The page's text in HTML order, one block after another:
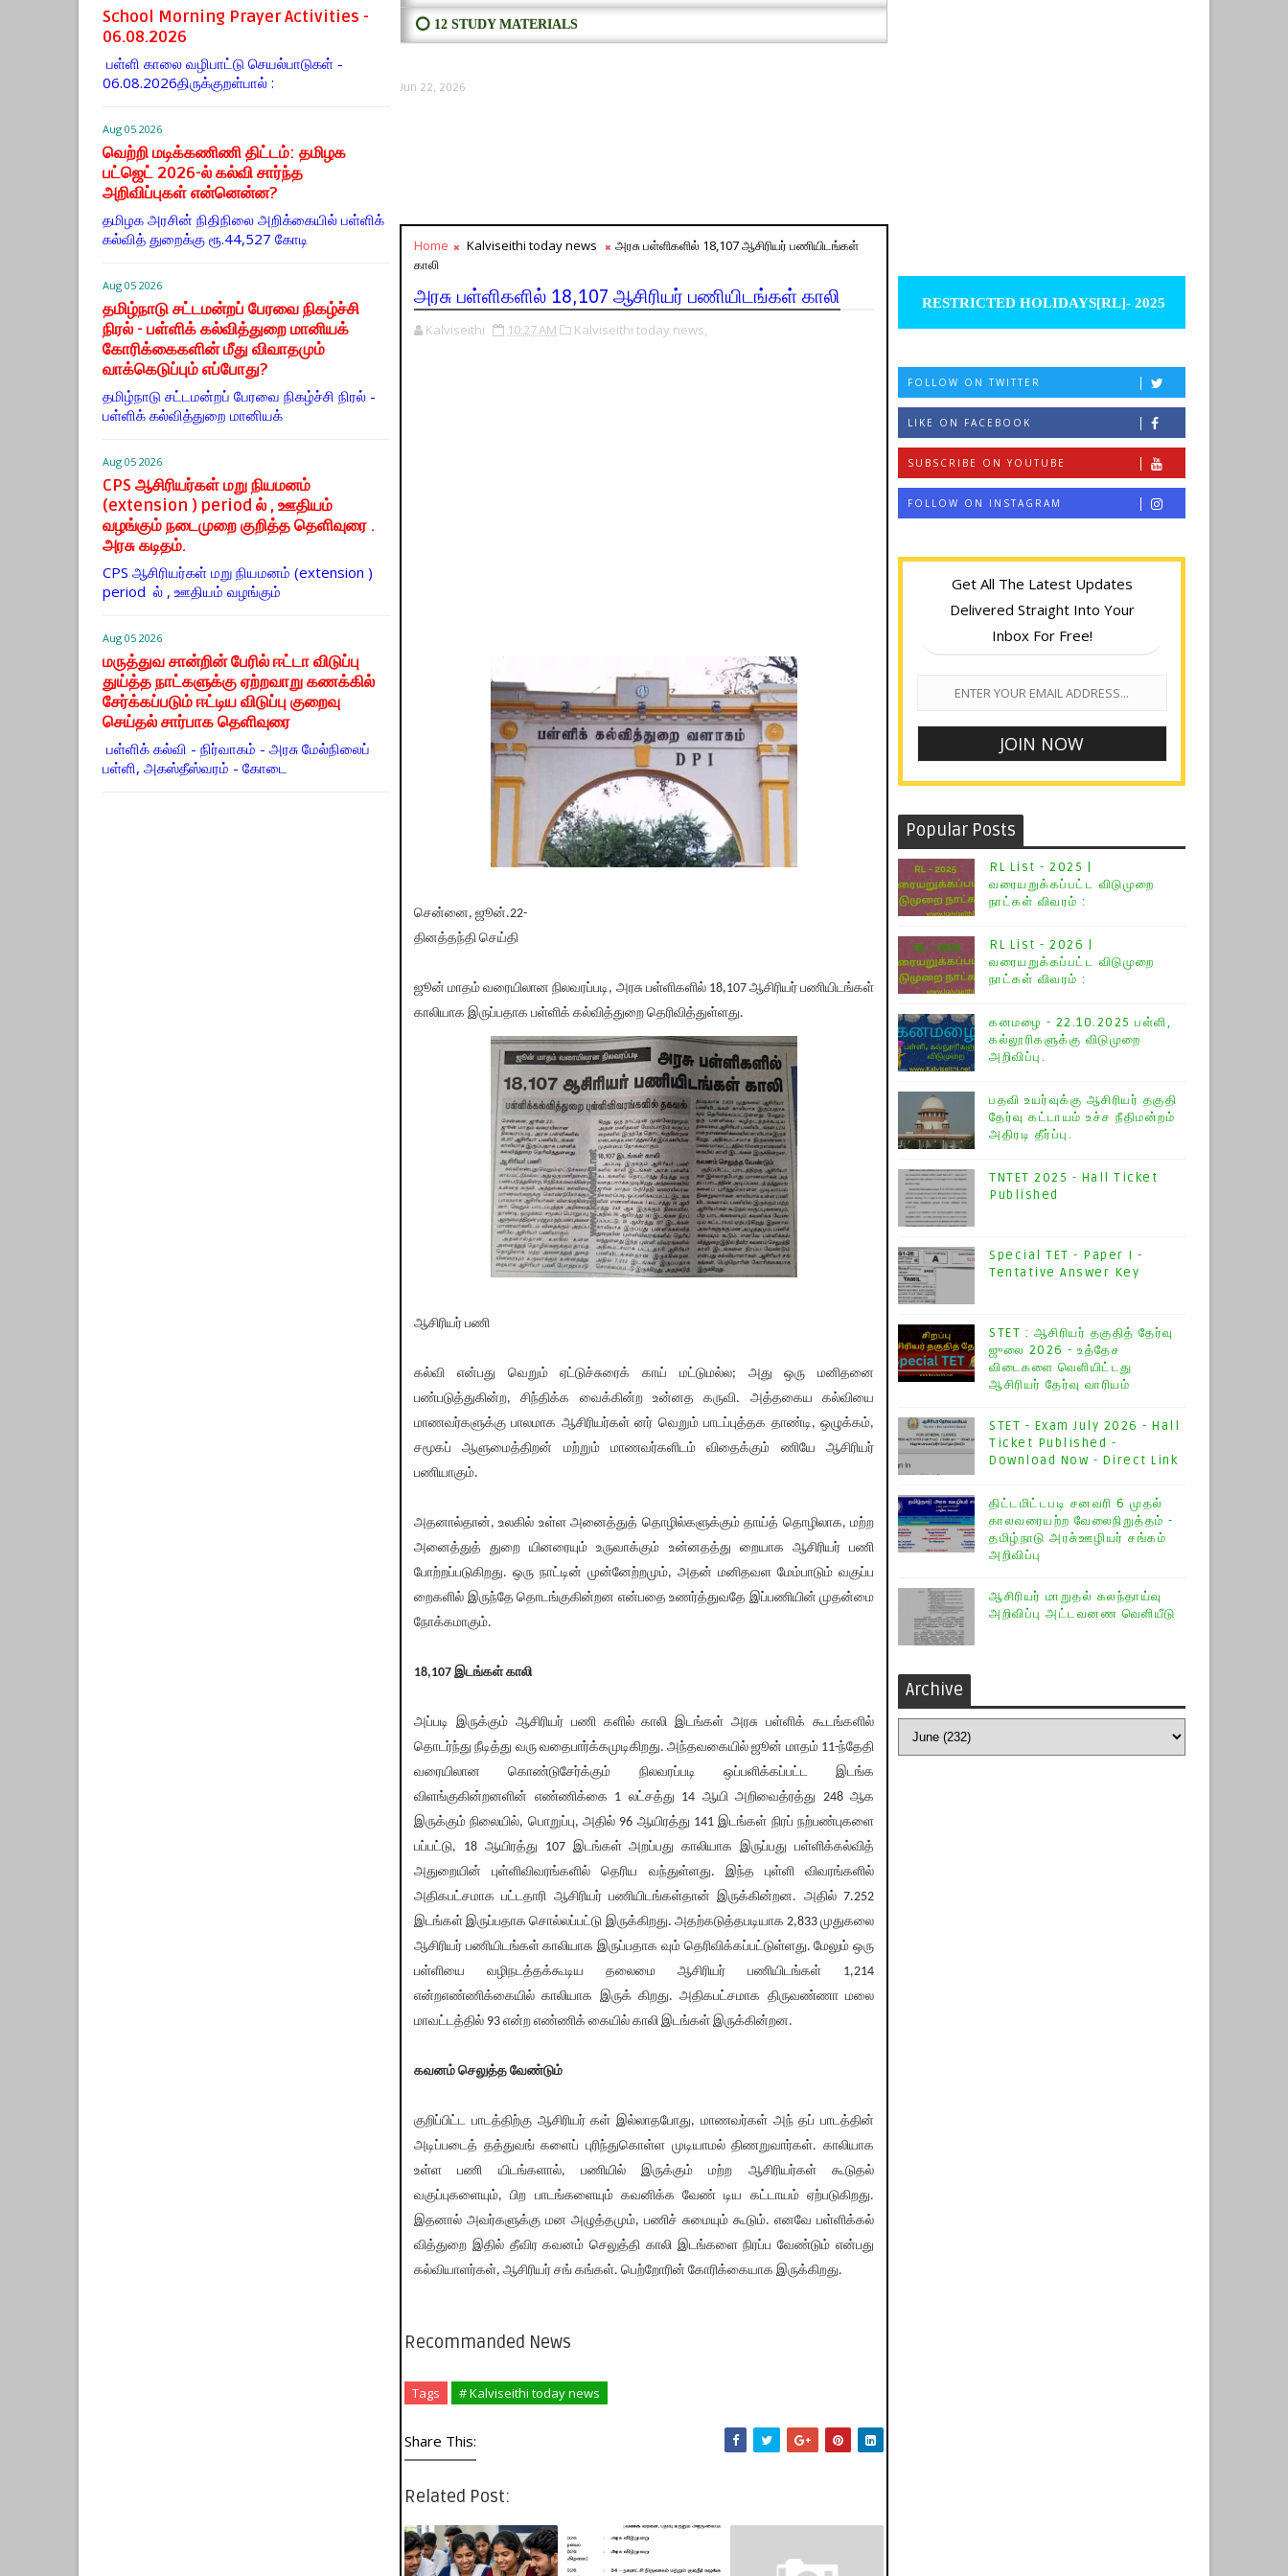
School Morning Prayer Activities -
06.08.2026
பள்ளி காலை வழிபாட்டு செயல்பாடுகள் -
06.08.2026திருக்குறள்பால் :
Aug 05 2026
வெற்றி மடிக்கணிணி திட்டம்: தமிழக
பட்ஜெட் 2026-ல் கல்வி சார்ந்த
அறிவிப்புகள் என்னென்ன?
தமிழக அரசின் நிதிநிலை அறிக்கையில் பள்ளிக்
கல்வித் துறைக்கு ரூ.44,527 கோடி
Aug 05 2026
தமிழ்நாடு சட்டமன்றப் பேரவை நிகழ்ச்சி
நிரல் - பள்ளிக் கல்வித்துறை மானியக்
கோரிக்கைகளின் மீது விவாதமும்
வாக்கெடுப்பும் எப்போது?
தமிழ்நாடு சட்டமன்றப் பேரவை நிகழ்ச்சி நிரல் -
பள்ளிக் கல்வித்துறை மானியக்
Aug 05 2026
CPS ஆசிரியர்கள் மறு நியமனம்
(extension ) period ல் , ஊதியம்
வழங்கும் நடைமுறை குறித்த தெளிவுரை .
அரசு கடிதம்.
CPS ஆசிரியர்கள் மறு நியமனம் (extension )
period ல் , ஊதியம் வழங்கும்
Aug 05 2026
மருத்துவ சான்றின் பேரில் ஈட்டா விடுப்பு
துய்த்த நாட்களுக்கு ஏற்றவாறு கணக்கில்
சேர்க்கப்படும் ஈட்டிய விடுப்பு குறைவு
செய்தல் சார்பாக தெளிவுரை
பள்ளிக் கல்வி - நிர்வாகம் - அரசு மேல்நிலைப்
பள்ளி, அகஸ்தீஸ்வரம் - கோடை
⭕ 12 STUDY MATERIALS
Jun 22, 2026
Home Kalviseithi today news
அரசு பள்ளிகளில் 18,107 ஆசிரியர் பணியிடங்கள்
காலி
அரசு பள்ளிகளில் 18,107 ஆசிரியர் பணியிடங்கள் காலி
Kalviseithi 10:27 AM Kalviseithi today news,
சென்னை, ஜூன்.22-
தினத்தந்தி செய்தி
ஜூன் மாதம் வரையிலான நிலவரப்படி, அரசு பள்ளிகளில் 18,107 ஆசிரியர் பணியிடங்கள்
காலியாக இருப்பதாக பள்ளிக் கல்வித்துறை தெரிவித்துள்ளது.
ஆசிரியர் பணி
கல்வி என்பது வெறும் ஏட்டுச்சுரைக் காய் மட்டுமல்ல; அது ஒரு மனிதனை
பண்படுத்துகின்ற, சிந்திக்க வைக்கின்ற உன்னத கருவி. அத்தகைய கல்வியை
மாணவர்களுக்கு பாலமாக ஆசிரியர்கள் னர் வெறும் பாடப்புத்தக தாண்டி, ஒழுக்கம்,
சமூகப் ஆளுமைத்திறன் மற்றும் மாணவர்களிடம் விதைக்கும் ணியே ஆசிரியர்
பணியாகும்.
அதனால்தான், உலகில் உள்ள அனைத்துத் தொழில்களுக்கும் தாய்த் தொழிலாக, மற்ற
அனைத்துத் துறை யினரையும் உருவாக்கும் உன்னதத்து றையாக ஆசிரியர் பணி
போற்றப்படுகிறது. ஒரு நாட்டின் முன்னேற்றமும், அதன் மனிதவள மேம்பாடும் வகுப்ப
றைகளில் இருந்தே தொடங்குகின்றன என்பதை உணர்த்துவதே இப்பணியின் முதன்மை
நோக்கமாகும்.
18,107 இடங்கள் காலி
அப்படி இருக்கும் ஆசிரியர் பணி களில் காலி இடங்கள் அரசு பள்ளிக் கூடங்களில்
தொடர்ந்து நீடித்து வரு வதைபார்க்கமுடிகிறது. அந்தவகையில் ஜூன் மாதம் 11-ந்தேதி
வரையிலான கொண்டுசேர்க்கும் நிலவரப்படி ஒப்பளிக்கப்பட்ட இடங்க
விளங்குகின்றனளின் எண்ணிக்கை 1 லட்சத்து 14 ஆயி அறிவைத்ரத்து 248 ஆக
இருக்கும் நிலையில், பொறுப்பு, அதில் 96 ஆயிரத்து 141 இடங்கள் நிரப் நற்பண்புகளை
பப்பட்டு, 18 ஆயிரத்து 107 இடங்கள் அறப்பது காலியாக இருப்பது பள்ளிக்கல்வித்
அதுறையின் புள்ளிவிவரங்களில் தெரிய வந்துள்ளது. இந்த புள்ளி விவரங்களில்
அதிகபட்சமாக பட்டதாரி ஆசிரியர் பணியிடங்கள்தான் இருக்கின்றன. அதில் 7.252
இடங்கள் இருப்பதாக சொல்லப்பட்டு இருக்கிறது. அதற்கடுத்தபடியாக 2,833 முதுகலை
ஆசிரியர் பணியிடங்கள் காலியாக இருப்பதாக வும் தெரிவிக்கப்பட்டுள்ளது. மேலும் ஒரு
பள்ளியை வழிநடத்தக்கூடிய தலைமை ஆசிரியர் பணியிடங்கள் 1,214
என்றஎண்ணிக்கையில் காலியாக இருக் கிறது. அதிகபட்சமாக திருவண்ணா மலை
மாவட்டத்தில் 93 என்ற எண்ணிக் கையில் காலி இடங்கள் இருக்கின்றன.
கவனம் செலுத்த வேண்டும்
குறிப்பிட்ட பாடத்திற்கு ஆசிரியர் கள் இல்லாதபோது, மாணவர்கள் அந் தப் பாடத்தின்
அடிப்படைத் தத்துவங் களைப் புரிந்துகொள்ள முடியாமல் திணறுவார்கள். காலியாக
உள்ள பணி யிடங்களால், பணியில் இருக்கும் மற்ற ஆசிரியர்கள் கூடுதல்
வகுப்புகளையும், பிற பாடங்களையும் கவனிக்க வேண் டிய கட்டாயம் ஏற்படுகிறது.
இதனால் அவர்களுக்கு மன அழுத்தமும், பணிச் சுமையும் கூடும். எனவே பள்ளிக்கல்
வித்துறை இதில் தீவிர கவனம் செலுத்தி காலி இடங்களை நிரப்ப வேண்டும் என்பது
கல்வியாளர்கள், ஆசிரியர் சங் கங்கள். பெற்றோரின் கோரிக்கையாக இருக்கிறது.
Recommanded News
Tags # Kalviseithi today news
Share This:
Related Post:
RESTRICTED HOLIDAYS[RL]- 2025
FOLLOW ON TWITTER
LIKE ON FACEBOOK
SUBSCRIBE ON YOUTUBE
FOLLOW ON INSTAGRAM
Get All The Latest Updates
Delivered Straight Into Your
Inbox For Free!
Popular Posts
RL List - 2025 |
வரையறுக்கப்பட்ட விடுமுறை
நாட்கள் விவரம் :
RL List - 2026 |
வரையறுக்கப்பட்ட விடுமுறை
நாட்கள் விவரம் :
கனமழை - 22.10.2025 பள்ளி,
கல்லூரிகளுக்கு விடுமுறை
அறிவிப்பு.
பதவி உயர்வுக்கு ஆசிரியர் தகுதி
தேர்வு கட்டாயம் உச்ச நீதிமன்றம்
அதிரடி தீர்ப்பு.
TNTET 2025 - Hall Ticket
Published
Special TET - Paper I -
Tentative Answer Key
STET : ஆசிரியர் தகுதித் தேர்வு
ஜுலை 2026 - உத்தேச
விடைகளை வெளியிட்டது
ஆசிரியர் தேர்வு வாரியம்
STET - Exam July 2026 - Hall
Ticket Published -
Download Now - Direct Link
திட்டமிட்டபடி சனவரி 6 முதல்
காலவரையற்ற வேலைநிறுத்தம் -
தமிழ்நாடு அரசு்ஊழியர் சங்கம்
அறிவிப்பு
ஆசிரியர் மாறுதல் கலந்தாய்வு
அறிவிப்பு அட்டவனண வெளியீடு
Archive